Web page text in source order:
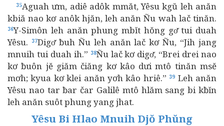
35Aguah ưm, adiê adôk mmăt, Yêsu kgŭ leh anăn
kbiă nao kơ anôk hjăn, leh anăn Ñu wah lač tinăn.
36Y-Simôn leh anăn phung mbĭt hŏng gơ̆ tui duah
Yêsu.
37Digơ̆ ƀuh Ñu leh anăn lač kơ Ñu, “Jih jang
mnuih tui duah ih.” 38Ñu lač kơ digơ̆, “Brei drei nao
kơ ƀuôn jĕ giăm čiăng kơ kâo dưi mtô tinăn msĕ
mơh; kyua kơ klei anăn yơh kâo hriê.” 39 Leh anăn
Yêsu nao tar ƀar čar Galilê mtô hlăm sang bi kƀĭn
leh anăn suôt phung yang jhat.
Yêsu Bi Hlao Mnuih Djŏ Phŭng